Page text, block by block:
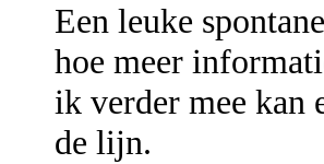
Een leuke
hoe meer
ik verder mee kan
de lijn.